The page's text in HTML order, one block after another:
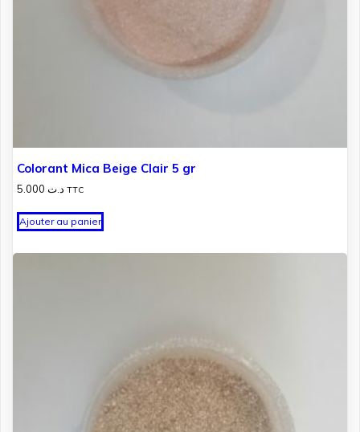
Colorant Mica Beige Clair 5 gr
د.ت TTC
Ajouter au panier